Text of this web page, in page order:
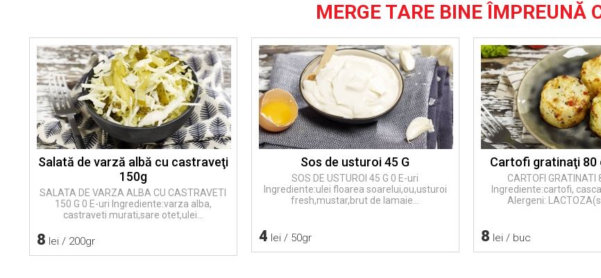
MERGE TARE BINE ÎMPREUNĂ
Salată de varză albă cu castraveţi
150g
SALATA DE VARZA ALBA CU CASTRAVETI
150 G 0 E-uri Ingrediente:varza alba,
castraveti murati,sare otet,ulei...
8 lei / 200gr
Sos de usturoi 45 G
SOS DE USTUROI 45 G 0 E-uri
Ingrediente:ulei floarea soarelui,ou,usturoi
fresh,mustar,brut de lamaie...
4 lei / 50gr
Cartofi gratinaţi 80
CARTOFI GRATINATI
Ingrediente:cartofi,
Alergeni:
8 lei / buc